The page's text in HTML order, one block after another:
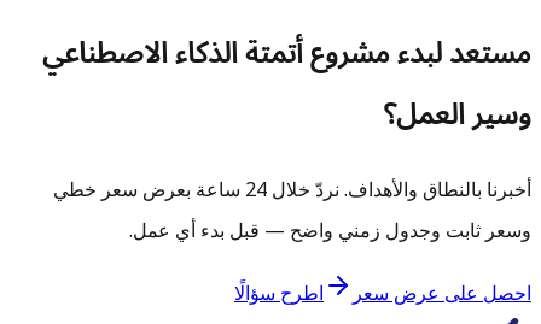
مستعد لبدء مشروع أتمتة الذكاء الاصطناعي
وسير العمل؟
أخبرنا بالنطاق والأهداف. نردّ خلال 24 ساعة بعرض سعر خطي
وسعر ثابت وجدول زمني واضح — قبل بدء أي عمل.
احصل على عرض سعر
اطرح سؤالًا